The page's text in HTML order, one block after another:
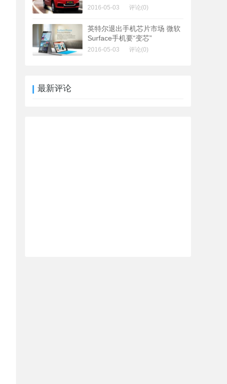
2016-05-03 评论(0)
英特尔退出手机芯片市场 微软
Surface手机要“变芯”
2016-05-03 评论(0)
最新评论